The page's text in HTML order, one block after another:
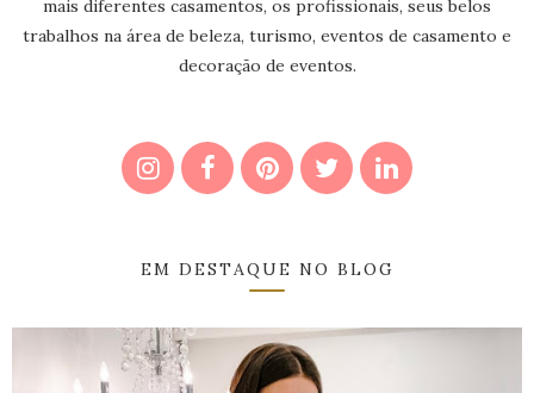
mais diferentes casamentos, os profissionais, seus belos
trabalhos na área de beleza, turismo, eventos de casamento e
decoração de eventos.
EM DESTAQUE NO BLOG